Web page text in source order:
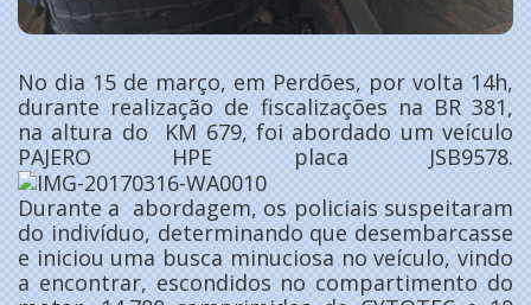
No dia 15 de março, em Perdões, por volta 14h,
durante realização de fiscalizações na BR 381,
na altura do KM 679, foi abordado um veículo
PAJERO HPE placa JSB9578.
Durante a abordagem, os policiais suspeitaram
do indivíduo, determinando que desembarcasse
e iniciou uma busca minuciosa no veículo, vindo
a encontrar, escondidos no compartimento do